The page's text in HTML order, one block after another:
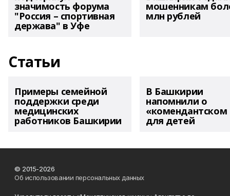
значимость форума
"Россия – спортивная
держава" в Уфе
мошенникам
млн рублей
Статьи
Примеры семейной
поддержки среди
медицинских
работников Башкирии
В Башкирии
напомнили о
«комендантском
для детей
© 2015-2026
Об использовании персональных данных